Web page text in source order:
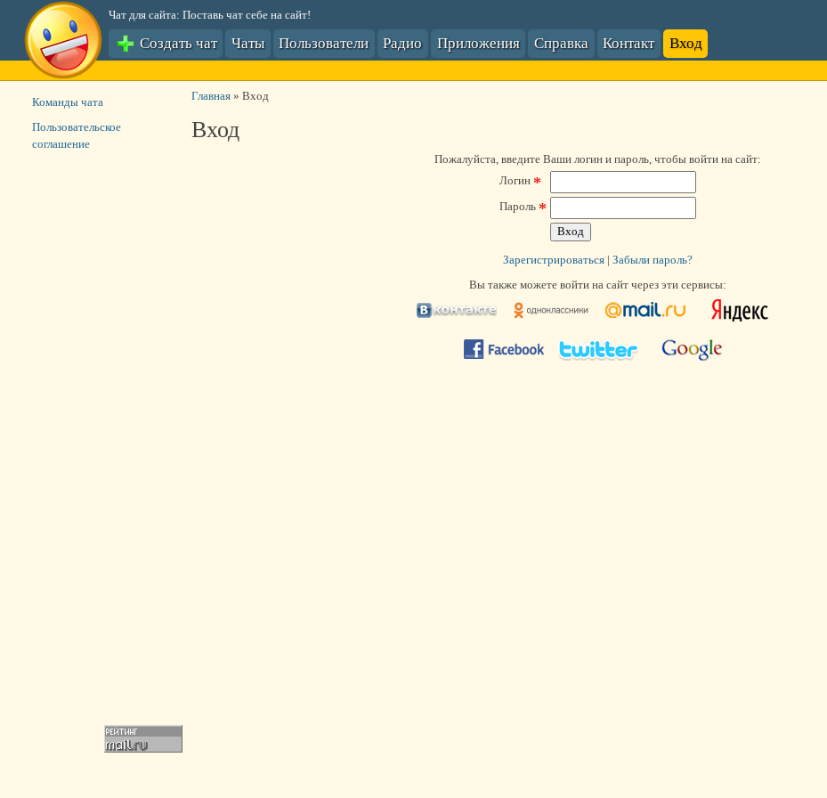
Чат для сайта: Поставь чат себе на сайт!
Создать чат Чаты Пользователи Радио Приложения Справка Контакт Вход
Главная» Вход
Вход
Пожалуйста, введите Ваши логин и пароль, чтобы войти на сайт:
Логин *
Пароль *
Зарегистрироваться |Забыли пароль?
Вы также можете войти на сайт через эти сервисы:
Команды чата
Пользовательское
соглашение